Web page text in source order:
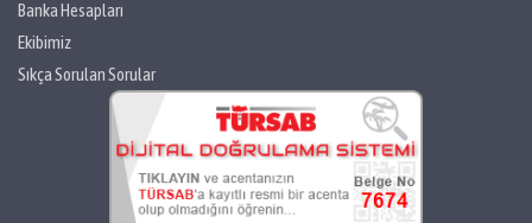
Banka Hesapları
Ekibimiz
Sıkça Sorulan Sorular